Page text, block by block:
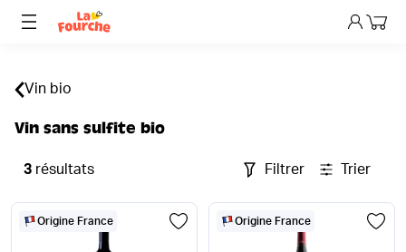
Mon
Vin bio
Vin sans sulfite bio
3 résultats Filtrer Trier
Origine France Origine France